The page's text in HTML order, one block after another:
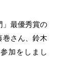
」最優秀賞の
巻さん、鈴木
加をしまし